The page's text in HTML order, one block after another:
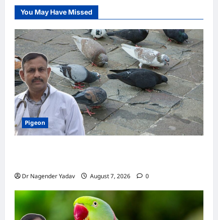
पक्षियों
की
देखभाल
कैसे
करें,
जानिए
जरूरी
टिप्स
You May Have Missed
Pigeon
Dr Nagender Yadav August 7, 2026 0